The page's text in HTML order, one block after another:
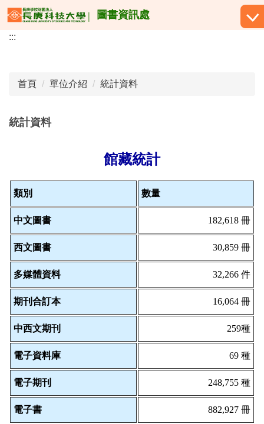
跳
到
主
圖書資訊處
:::
首頁 單位介紹 統計資料
統計資料
館藏統計
類別 數量
中文圖書 182,618 冊
西文圖書 30,859 冊
多媒體資料 32,266 件
期刊合訂本 16,064 冊
中西文期刊 259種
電子資料庫 69 種
電子期刊 248,755 種
電子書 882,927 冊